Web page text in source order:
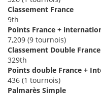
Classement France
9th
Points France +
7,209 (9 tournois)
Classement Double France
329th
Points double France +
436 (1 tournois)
Palmarès Simple